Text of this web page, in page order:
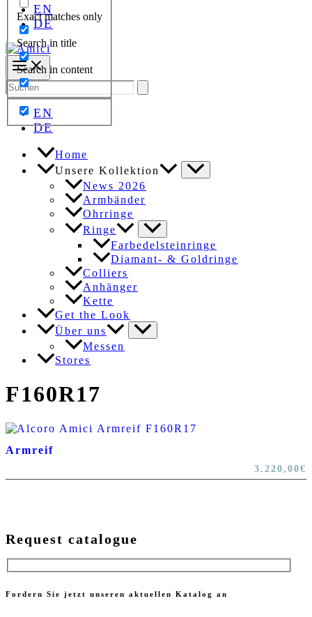
Exact matches only
Search in title
Search in content
EN
DE
Search
for:
EN
DE
Home
Unsere Kollektion
News 2026
Armbänder
Ohrringe
Ringe
Farbedelsteinringe
Diamant- & Goldringe
Colliers
Anhänger
Kette
Get the Look
Über uns
Messen
Stores
F160R17
Armreif
3.220,00€
Request catalogue
Fordern Sie jetzt unseren aktuellen Katalog an